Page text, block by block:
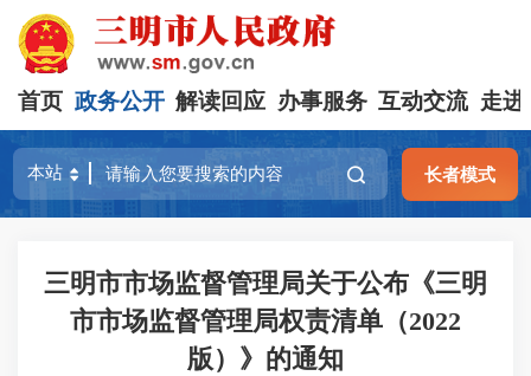
首页 政务公开 解读回应 办事服务 互动交流 走进
长者模式
三明市市场监督管理局关于公布《三明
市市场监督管理局权责清单（2022
版）》的通知